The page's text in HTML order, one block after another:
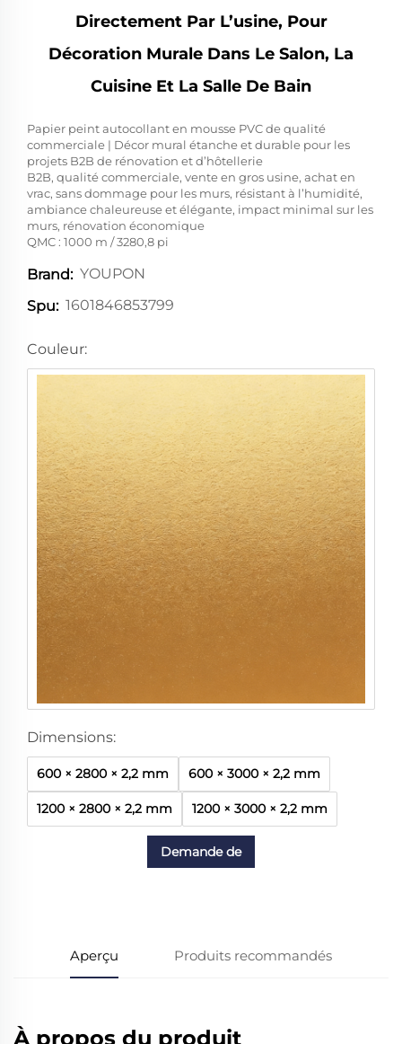
Directement Par L’usine, Pour
Décoration Murale Dans Le Salon, La
Cuisine Et La Salle De Bain
Papier peint autocollant en mousse PVC de qualité
commerciale | Décor mural étanche et durable pour les
projets B2B de rénovation et d’hôtellerie
B2B, qualité commerciale, vente en gros usine, achat en
vrac, sans dommage pour les murs, résistant à l’humidité,
ambiance chaleureuse et élégante, impact minimal sur les
murs, rénovation économique
QMC : 1000 m / 3280,8 pi
Brand: YOUPON
Spu: 1601846853799
Couleur:
Dimensions:
600 × 2800 × 2,2 mm 600 × 3000 × 2,2 mm
1200 × 2800 × 2,2 mm 1200 × 3000 × 2,2 mm
Demande de
Aperçu Produits recommandés
À propos du produit